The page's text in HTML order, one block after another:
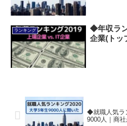
ランキング
◆年収ラ
企業(トッ
◆就職人気ラ
9000人｜商